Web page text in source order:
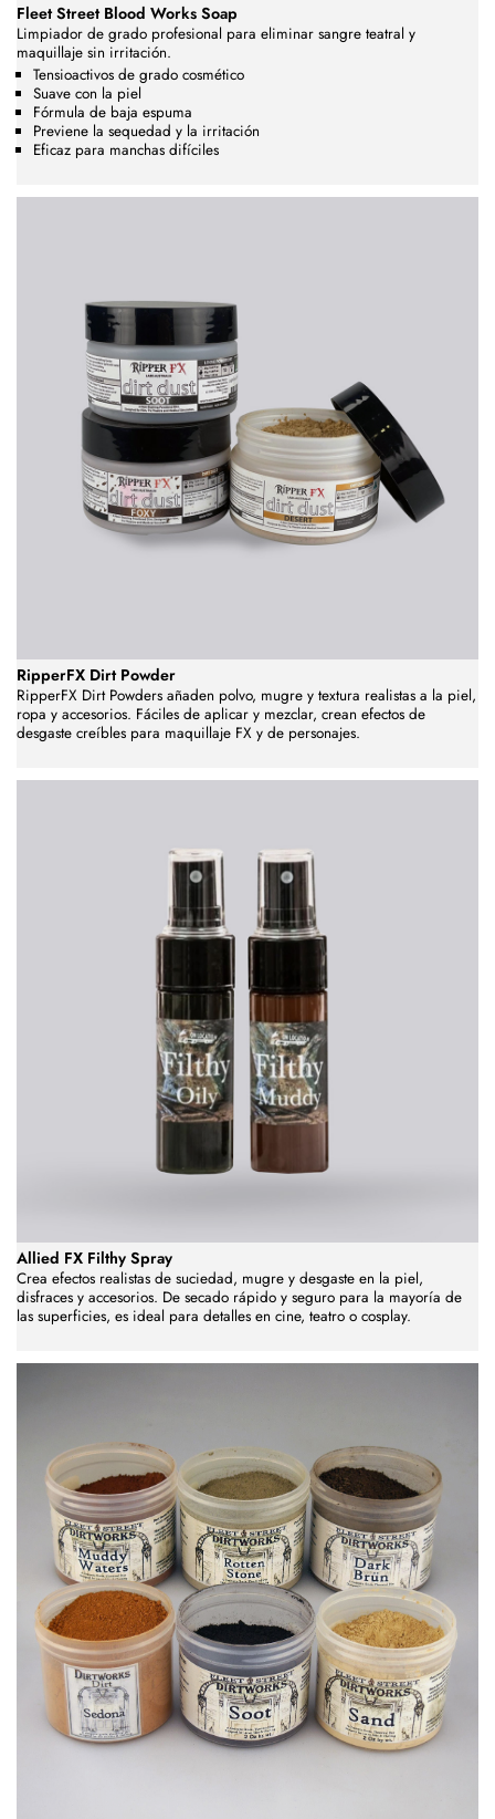
Fleet Street Blood Works Soap
Limpiador de grado profesional para eliminar sangre teatral y
maquillaje sin irritación.
Tensioactivos de grado cosmético
Suave con la piel
Fórmula de baja espuma
Previene la sequedad y la irritación
Eficaz para manchas difíciles
RipperFX Dirt Powder
RipperFX Dirt Powders añaden polvo, mugre y textura realistas a la piel,
ropa y accesorios. Fáciles de aplicar y mezclar, crean efectos de
desgaste creíbles para maquillaje FX y de personajes.
Allied FX Filthy Spray
Crea efectos realistas de suciedad, mugre y desgaste en la piel,
disfraces y accesorios. De secado rápido y seguro para la mayoría de
las superficies, es ideal para detalles en cine, teatro o cosplay.